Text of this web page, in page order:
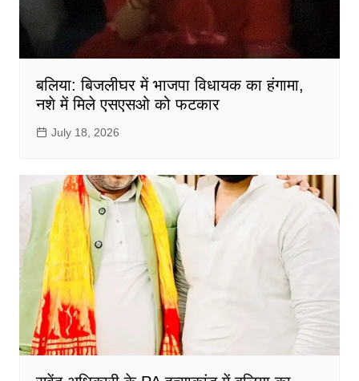
बलिया: बिजलीघर में भाजपा विधायक का हंगामा,
नशे में मिले एसएसओ को फटकार
July 18, 2026